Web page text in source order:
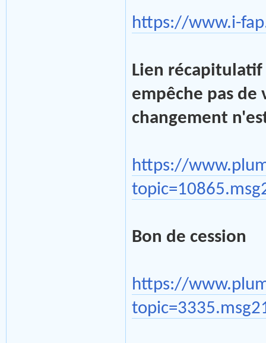
https://www.i-
Lien récapitulatif
empêche pas de
changement
https://
Bon de cession
https://